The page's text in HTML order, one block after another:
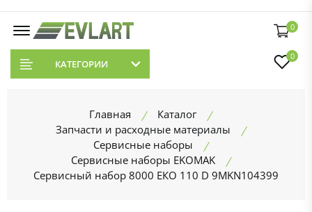
0
КАТЕГОРИИ
0
Главная
Каталог
Запчасти и расходные материалы
Сервисные наборы
Сервисные наборы EKOMAK
Сервисный набор 8000 ЕКО 110 D 9MKN104399